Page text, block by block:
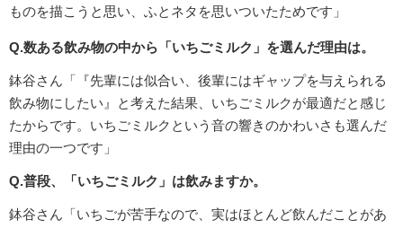
ものを描こうと思い、ふとネタを思いついたためです」
Q.数ある飲み物の中から「いちごミルク」を選んだ理由は。
鉢谷さん「『先輩には似合い、後輩にはギャップを与えられる
飲み物にしたい』と考えた結果、いちごミルクが最適だと感じ
たからです。いちごミルクという音の響きのかわいさも選んだ
理由の一つです」
Q.普段、「いちごミルク」は飲みますか。
鉢谷さん「いちごが苦手なので、実はほとんど飲んだことがあ